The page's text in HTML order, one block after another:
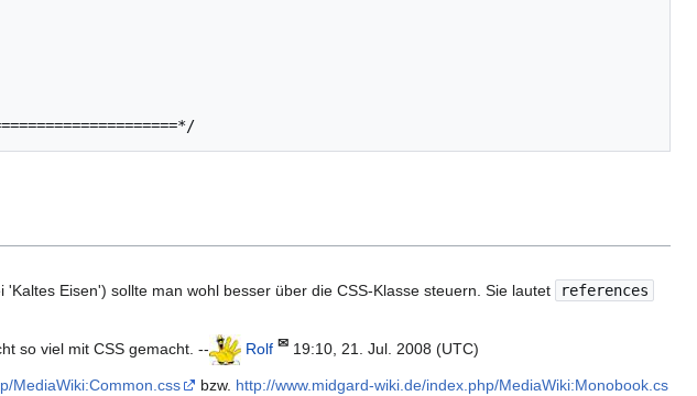
Eisen') sollte man wohl besser über die CSS-Klasse steuern. Sie lautet
references
so viel mit CSS gemacht. --
Rolf ✉ 19:10, 21. Jul. 2008 (UTC)
MediaWiki:Common.css bzw. http://www.midgard-wiki.de/index.php/MediaWiki:Monobook.cs